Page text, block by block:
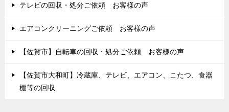
テレビの回収・処分ご依頼 お客様の声
エアコンクリーニングご依頼 お客様の声
【佐賀市】自転車の回収・処分ご依頼 お客様の声
【佐賀市大和町】冷蔵庫、テレビ、エアコン、こたつ、食器
棚等の回収